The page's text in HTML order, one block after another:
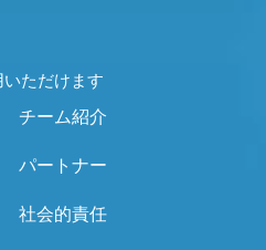
ただけます
チーム紹介
パートナー
社会的責任